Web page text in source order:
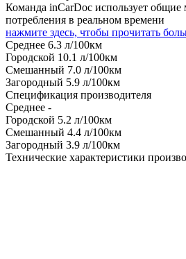
Команда inCarDoc использует общие
потребления в реальном времени
нажмите здесь, чтобы прочитать
Среднее 6.3 л/100км
Городской 10.1 л/100км
Смешанный 7.0 л/100км
Загородный 5.9 л/100км
Спецификация производителя
Среднее -
Городской 5.2 л/100км
Смешанный 4.4 л/100км
Загородный 3.9 л/100км
Технические характеристики